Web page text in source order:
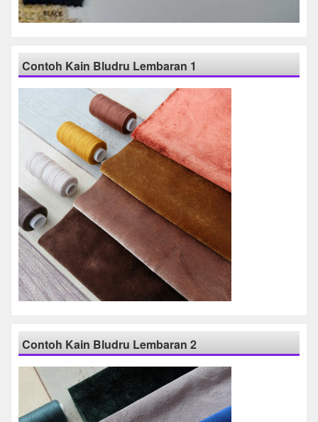
Contoh Kain Bludru Lembaran 1
Contoh Kain Bludru Lembaran 2